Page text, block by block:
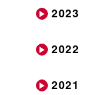
2023
2022
2021